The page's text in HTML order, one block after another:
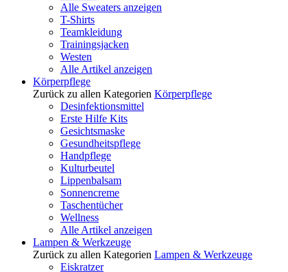
Alle Sweaters anzeigen
T-Shirts
Teamkleidung
Trainingsjacken
Westen
Alle Artikel anzeigen
Körperpflege
Zurück zu allen Kategorien Körperpflege
Desinfektionsmittel
Erste Hilfe Kits
Gesichtsmaske
Gesundheitspflege
Handpflege
Kulturbeutel
Lippenbalsam
Sonnencreme
Taschentücher
Wellness
Alle Artikel anzeigen
Lampen & Werkzeuge
Zurück zu allen Kategorien Lampen & Werkzeuge
Eiskratzer